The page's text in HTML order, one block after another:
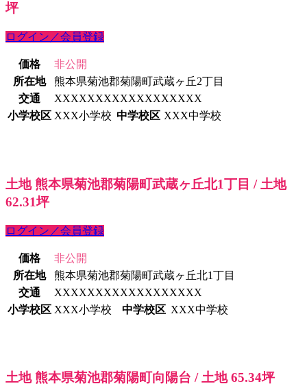
坪
ログイン／会員登録
価格
非公開
所在地
熊本県菊池郡菊陽町武蔵ヶ丘2丁目
交通
XXXXXXXXXXXXXXXXXX
小学校区 XXX小学校 中学校区 XXX中学校
土地 熊本県菊池郡菊陽町武蔵ヶ丘北1丁目 / 土地
62.31坪
ログイン／会員登録
価格
非公開
所在地
熊本県菊池郡菊陽町武蔵ヶ丘北1丁目
交通
XXXXXXXXXXXXXXXXXX
小学校区 XXX小学校 中学校区 XXX中学校
土地 熊本県菊池郡菊陽町向陽台 / 土地 65.34坪